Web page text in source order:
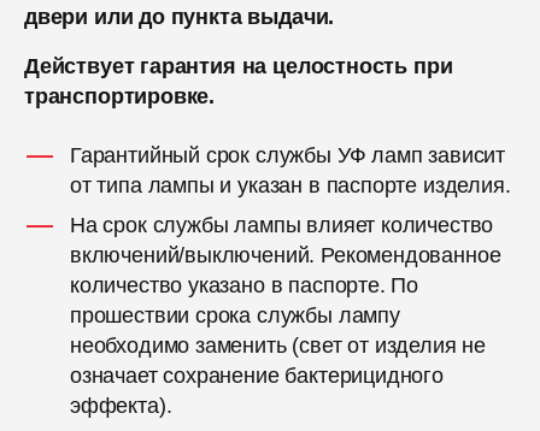
двери или до пункта выдачи.
Действует гарантия на целостность при
транспортировке.
Гарантийный срок службы УФ ламп зависит
от типа лампы и указан в паспорте изделия.
На срок службы лампы влияет количество
включений/выключений. Рекомендованное
количество указано в паспорте. По
прошествии срока службы лампу
необходимо заменить (свет от изделия не
означает сохранение бактерицидного
эффекта).